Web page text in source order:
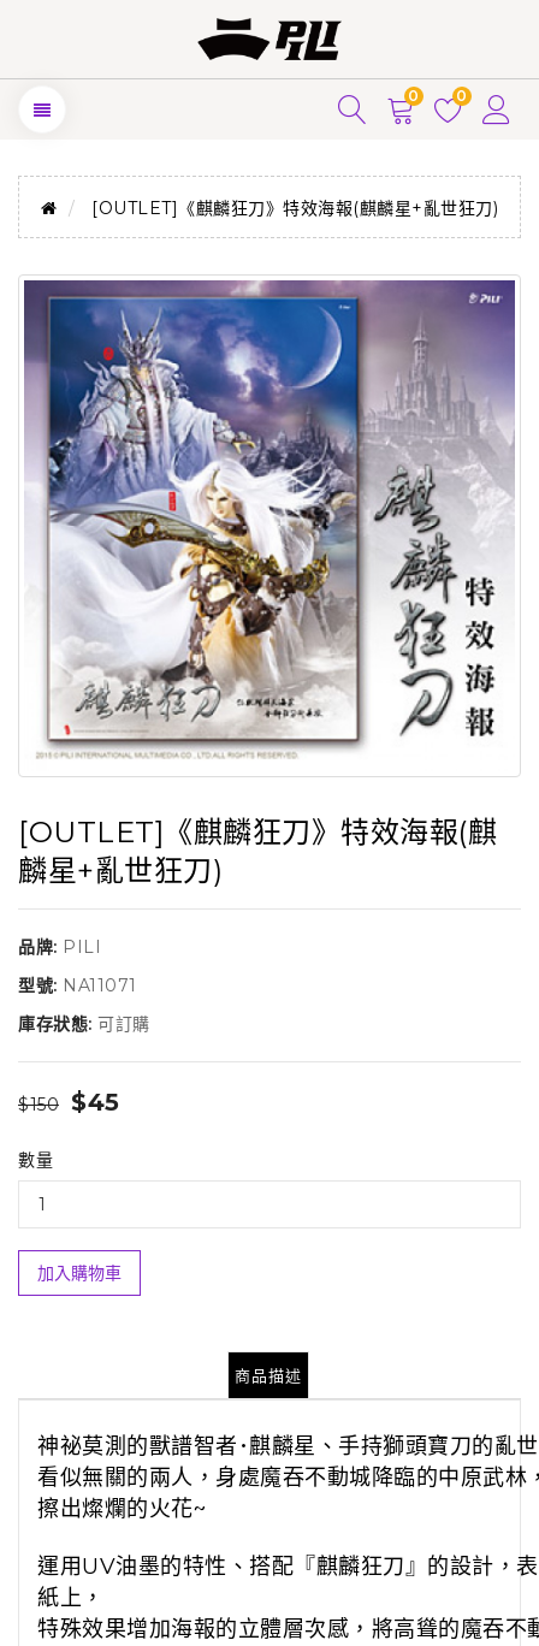
0 0
[OUTLET]《麒麟狂刀》特效海報(麒麟星+亂世狂刀)
[OUTLET]《麒麟狂刀》特效海報(麒
麟星+亂世狂刀)
品牌: PILI
型號: NA11071
庫存狀態: 可訂購
$150 $45
數量
加入購物車
商品描述
神祕莫測的獸譜智者･麒麟星、手持獅頭寶刀的亂
看似無關的兩人，身處魔吞不動城降臨的中原武林
擦出燦爛的火花~
運用UV油墨的特性、搭配『麒麟狂刀』的設計，
紙上，
特殊效果增加海報的立體層次感，將高聳的魔吞不